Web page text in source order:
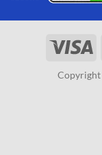
Copyright